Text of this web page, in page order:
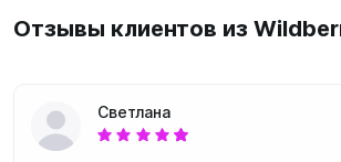
Отзывы клиентов из
Светлана